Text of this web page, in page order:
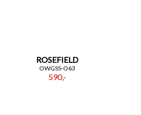
ROSEFIELD
OWGSS-O63
590,-